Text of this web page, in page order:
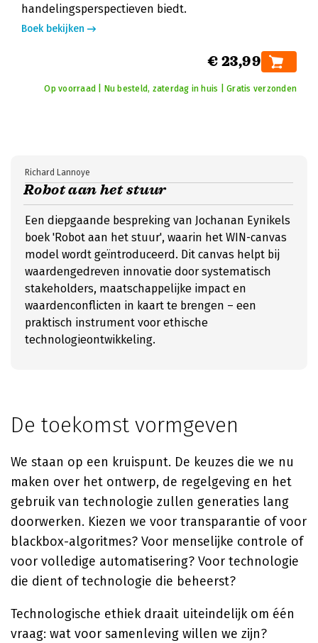
handelingsperspectieven biedt.
Boek bekijken
€ 23,99
Op voorraad | Nu besteld, zaterdag in huis | Gratis verzonden
Robot aan het stuur
Richard Lannoye
Een diepgaande bespreking van Jochanan Eynikels
boek 'Robot aan het stuur', waarin het WIN-canvas
model wordt geïntroduceerd. Dit canvas helpt bij
waardengedreven innovatie door systematisch
stakeholders, maatschappelijke impact en
waardenconflicten in kaart te brengen – een
praktisch instrument voor ethische
technologieontwikkeling.
De toekomst vormgeven
We staan op een kruispunt. De keuzes die we nu
maken over het ontwerp, de regelgeving en het
gebruik van technologie zullen generaties lang
doorwerken. Kiezen we voor transparantie of voor
blackbox-algoritmes? Voor menselijke controle of
voor volledige automatisering? Voor technologie
die dient of technologie die beheerst?
Technologische ethiek draait uiteindelijk om één
vraag: wat voor samenleving willen we zijn?